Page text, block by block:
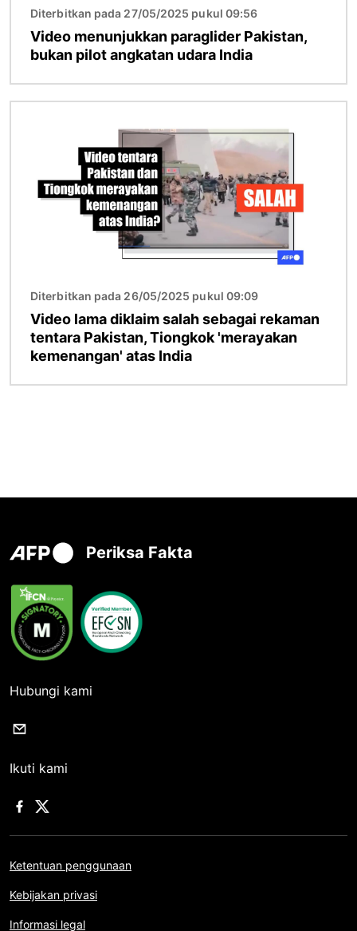
Diterbitkan pada 27/05/2025 pukul 09:56
Video menunjukkan paraglider Pakistan,
bukan pilot angkatan udara India
Diterbitkan pada 26/05/2025 pukul 09:09
Video lama diklaim salah sebagai rekaman
tentara Pakistan, Tiongkok 'merayakan
kemenangan' atas India
Periksa Fakta
Hubungi kami
Ikuti kami
Ketentuan penggunaan
Kebijakan privasi
Informasi legal